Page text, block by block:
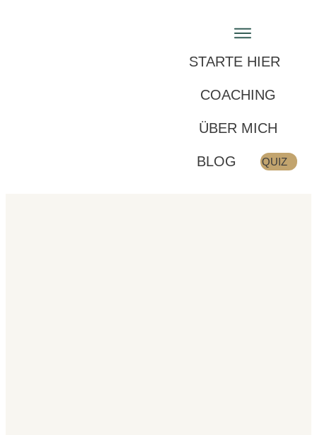
STARTE HIER
COACHING
ÜBER MICH
BLOG QUIZ